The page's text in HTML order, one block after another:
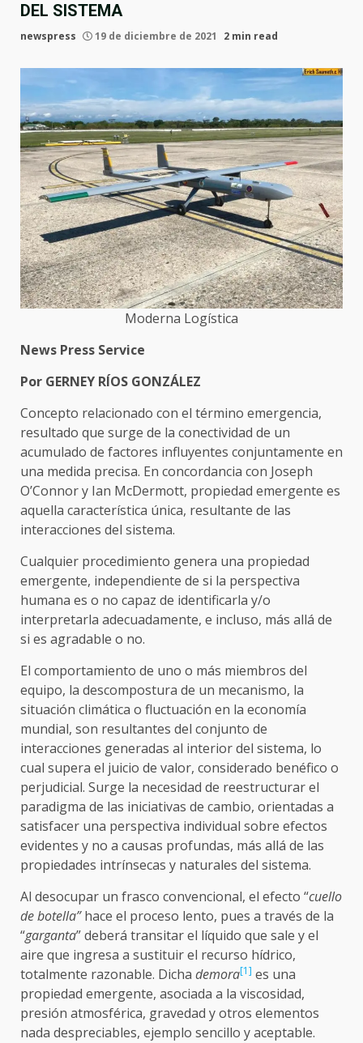
DEL SISTEMA
newspress 19 de diciembre de 2021 2 min read
Moderna Logística
News Press Service
Por GERNEY RÍOS GONZÁLEZ
Concepto relacionado con el término emergencia,
resultado que surge de la conectividad de un
acumulado de factores influyentes conjuntamente en
una medida precisa. En concordancia con Joseph
O’Connor y Ian McDermott, propiedad emergente es
aquella característica única, resultante de las
interacciones del sistema.
Cualquier procedimiento genera una propiedad
emergente, independiente de si la perspectiva
humana es o no capaz de identificarla y/o
interpretarla adecuadamente, e incluso, más allá de
si es agradable o no.
El comportamiento de uno o más miembros del
equipo, la descompostura de un mecanismo, la
situación climática o fluctuación en la economía
mundial, son resultantes del conjunto de
interacciones generadas al interior del sistema, lo
cual supera el juicio de valor, considerado benéfico o
perjudicial. Surge la necesidad de reestructurar el
paradigma de las iniciativas de cambio, orientadas a
satisfacer una perspectiva individual sobre efectos
evidentes y no a causas profundas, más allá de las
propiedades intrínsecas y naturales del sistema.
Al desocupar un frasco convencional, el efecto “cuello
de botella”hace el proceso lento, pues a través de la
“garganta” deberá transitar el líquido que sale y el
aire que ingresa a sustituir el recurso hídrico,
totalmente razonable. Dicha demora[1] es una
propiedad emergente, asociada a la viscosidad,
presión atmosférica, gravedad y otros elementos
nada despreciables, ejemplo sencillo y aceptable.